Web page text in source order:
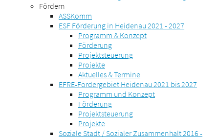
Fördern
ASSKomm
ESF Förderung in Heidenau 2021 - 2027
Programm & Konzept
Förderung
Projektsteuerung
Projekte
Aktuelles & Termine
EFRE-Fördergebiet Heidenau 2021 bis 2027
Programm und Konzept
Förderung
Projektsteuerung
Projekte
Soziale Stadt / Sozialer Zusammenhalt 2016 -